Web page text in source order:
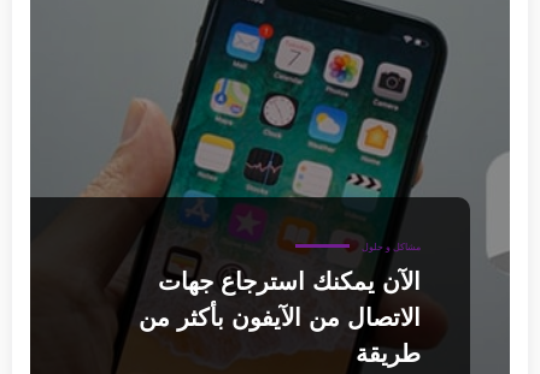
مشاكل و حلول
الآن يمكنك استرجاع جهات
الاتصال من الآيفون بأكثر من
طريقة